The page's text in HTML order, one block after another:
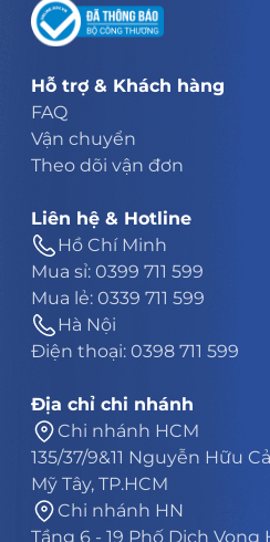
Hỗ trợ & Khách hàng
FAQ
Vận chuyển
Theo dõi vận đơn
Liên hệ & Hotline
Hồ Chí Minh
Mua sỉ: 0399 711 599
Mua lẻ: 0339 711 599
Hà Nội
Điện thoại: 0398 711 599
Địa chỉ chi nhánh
Chi nhánh HCM
135/37/9&11 Nguyễn Hữu
Mỹ Tây, TP.HCM
Chi nhánh HN
Tầng 6 - 19 Phố Dịch Vọng